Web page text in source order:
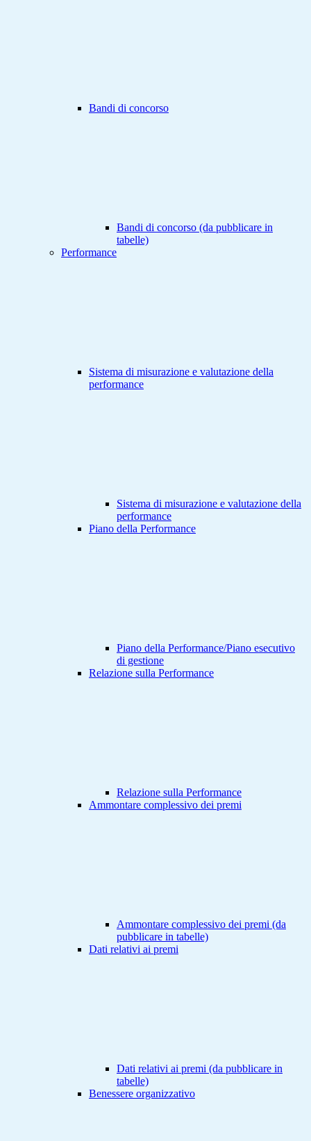
Bandi di concorso
Bandi di concorso (da pubblicare in
tabelle)
Performance
Sistema di misurazione e valutazione della
performance
Sistema di misurazione e valutazione della
performance
Piano della Performance
Piano della Performance/Piano esecutivo
di gestione
Relazione sulla Performance
Relazione sulla Performance
Ammontare complessivo dei premi
Ammontare complessivo dei premi (da
pubblicare in tabelle)
Dati relativi ai premi
Dati relativi ai premi (da pubblicare in
tabelle)
Benessere organizzativo